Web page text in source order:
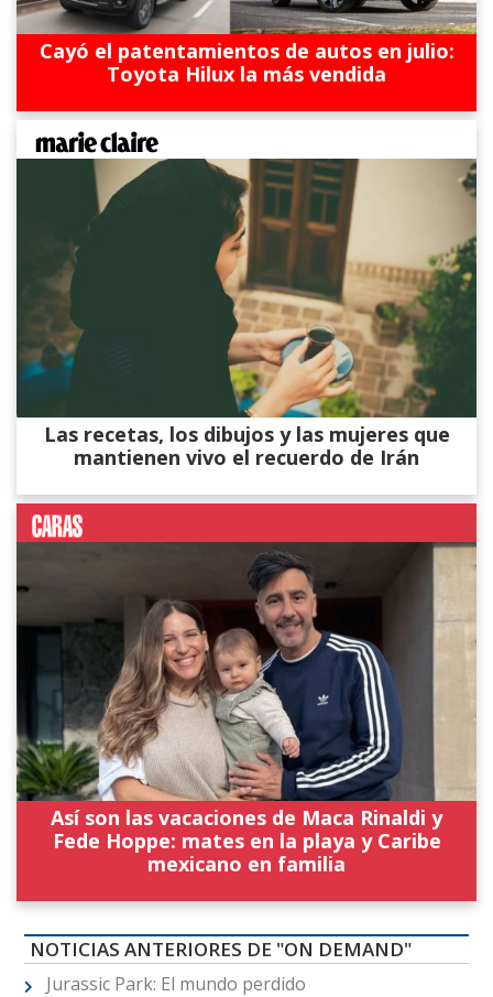
Cayó el patentamientos de autos en julio:
Toyota Hilux la más vendida
Las recetas, los dibujos y las mujeres que
mantienen vivo el recuerdo de Irán
Así son las vacaciones de Maca Rinaldi y
Fede Hoppe: mates en la playa y Caribe
mexicano en familia
NOTICIAS ANTERIORES DE "ON DEMAND"
Jurassic Park: El mundo perdido